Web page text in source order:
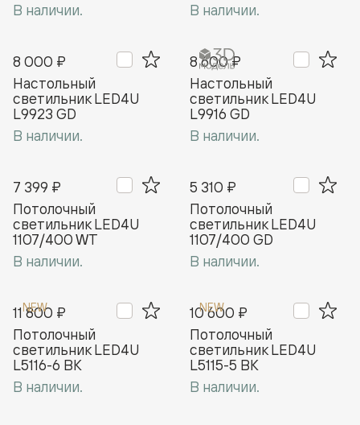
В наличии.
В наличии.
8 000 ₽
Настольный
светильник LED4U
L9923 GD
В наличии.
8 600 ₽
Настольный
светильник LED4U
L9916 GD
В наличии.
7 399 ₽
Потолочный
светильник LED4U
1107/400 WT
В наличии.
5 310 ₽
Потолочный
светильник LED4U
1107/400 GD
В наличии.
NEW
11 800 ₽
Потолочный
светильник LED4U
L5116-6 BK
В наличии.
NEW
10 600 ₽
Потолочный
светильник LED4U
L5115-5 BK
В наличии.